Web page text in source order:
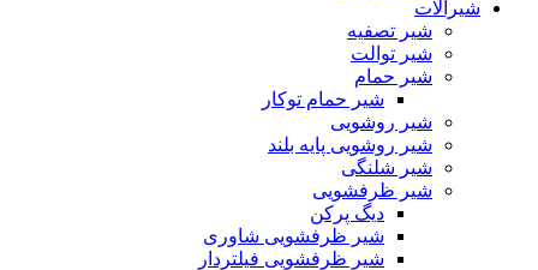
شیرآلات
شیر تصفیه
شیر توالت
شیر حمام
شیر حمام توکار
شیر روشویی
شیر روشویی پایه بلند
شیر شلنگی
شیر ظرفشویی
دیگ پرکن
شیر ظرفشویی شاوری
شیر ظرفشویی فیلتردار